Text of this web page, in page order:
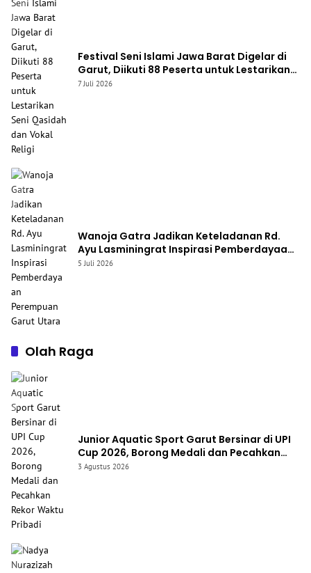
Festival Seni Islami Jawa Barat Digelar di
Garut, Diikuti 88 Peserta untuk Lestarikan
Seni Qasidah dan Vokal Religi
7 Juli 2026
Wanoja Gatra Jadikan Keteladanan Rd.
Ayu Lasminingrat Inspirasi Pemberdayaan
Perempuan Garut Utara
5 Juli 2026
Olah Raga
Junior Aquatic Sport Garut Bersinar di UPI
Cup 2026, Borong Medali dan Pecahkan
Rekor Waktu Pribadi
3 Agustus 2026